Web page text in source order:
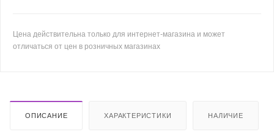
Цена действительна только для интернет-магазина и может
отличаться от цен в розничных магазинах
ОПИСАНИЕ ХАРАКТЕРИСТИКИ НАЛИЧИЕ